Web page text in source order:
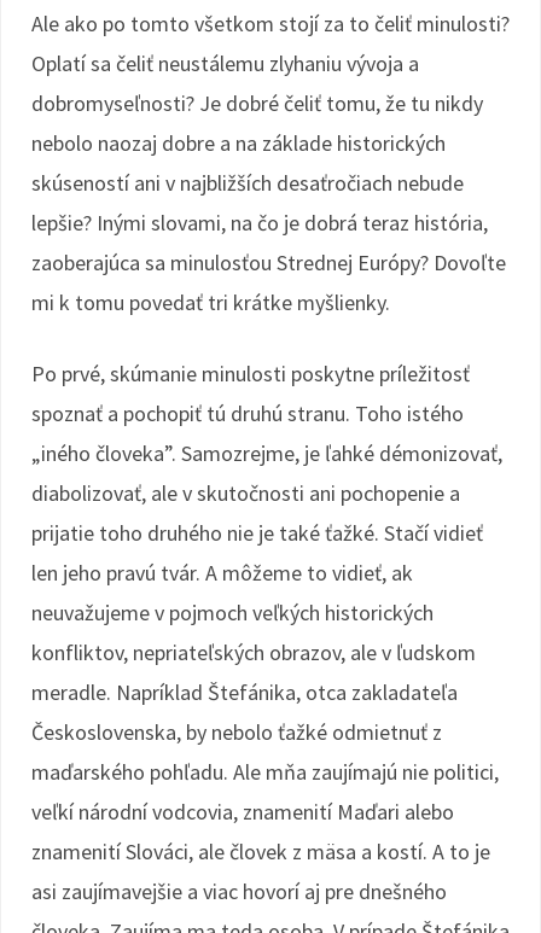
Ale ako po tomto všetkom stojí za to čeliť minulosti?
Oplatí sa čeliť neustálemu zlyhaniu vývoja a
dobromyseľnosti? Je dobré čeliť tomu, že tu nikdy
nebolo naozaj dobre a na základe historických
skúseností ani v najbližších desaťročiach nebude
lepšie? Inými slovami, na čo je dobrá teraz história,
zaoberajúca sa minulosťou Strednej Európy? Dovoľte
mi k tomu povedať tri krátke myšlienky.
Po prvé, skúmanie minulosti poskytne príležitosť
spoznať a pochopiť tú druhú stranu. Toho istého
„iného človeka”. Samozrejme, je ľahké démonizovať,
diabolizovať, ale v skutočnosti ani pochopenie a
prijatie toho druhého nie je také ťažké. Stačí vidieť
len jeho pravú tvár. A môžeme to vidieť, ak
neuvažujeme v pojmoch veľkých historických
konfliktov, nepriateľských obrazov, ale v ľudskom
meradle. Napríklad Štefánika, otca zakladateľa
Československa, by nebolo ťažké odmietnuť z
maďarského pohľadu. Ale mňa zaujímajú nie politici,
veľkí národní vodcovia, znamenití Maďari alebo
znamenití Slováci, ale človek z mäsa a kostí. A to je
asi zaujímavejšie a viac hovorí aj pre dnešného